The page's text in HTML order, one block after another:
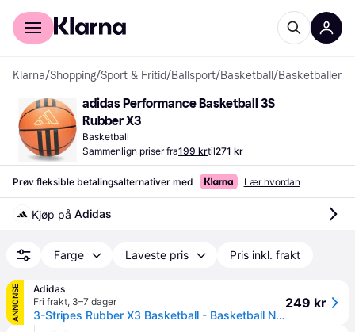
For kunder
Klarna/Shopping/Sport & Fritid/Ballsport/Basketball /Basketballer
adidas Performance Basketball 3S
Rubber X3
Basketball
Sammenlign priser fra199 krtil271 kr
Prøv fleksible betalingsalternativer med Lær hvordan
Kjøp på Adidas
Farge Laveste pris Pris inkl. frakt
ANNONSE
Adidas
Fri frakt, 3–7 dager
3-Stripes Rubber X3 Basketball - Basketball Natural / Black / Gold Metallic - 7
249 kr